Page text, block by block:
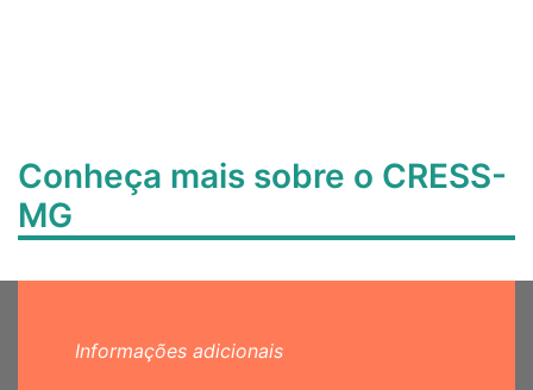
Conheça mais sobre o CRESS-
MG
Informações adicionais